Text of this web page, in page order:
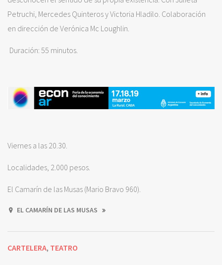
Petruchi, Mercedes Quinteros y Victoria Hladilo. Colaboración
en dirección de Verónica Mc Loughlin.
Duración: 55 minutos.
Viernes a las 20.30.
Localidades, 2.000 pesos.
El Camarín de las Musas (Mario Bravo 960).
EL CAMARÍN DE LAS MUSAS
CARTELERA, TEATRO